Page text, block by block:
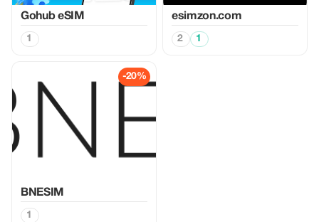
Gohub eSIM
1
esimzon.com
2 1
-20%
BNESIM
1